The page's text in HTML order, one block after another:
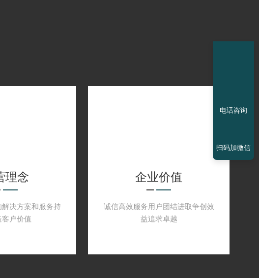
理念
决方案和服务持
客户价值
企业价值
诚信高效服务用户团结进取争创效
益追求卓越
电话咨询
扫码加微信